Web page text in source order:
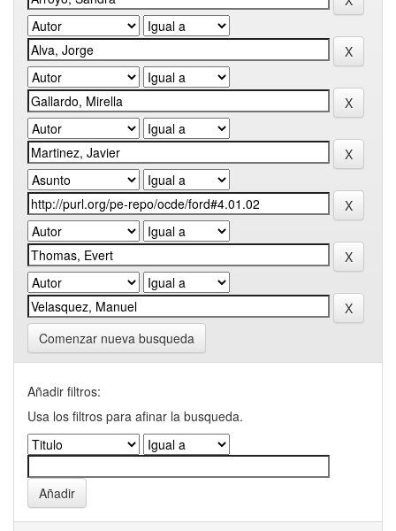
Comenzar nueva busqueda
Añadir filtros:
Usa los filtros para afinar la busqueda.